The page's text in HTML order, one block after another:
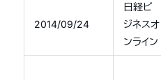
2014/09/24
日経ビ
ジネスオ
ンライン